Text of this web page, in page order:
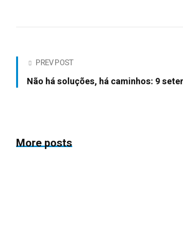
PREV POST
Não há soluções, há caminhos: 9
More posts